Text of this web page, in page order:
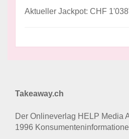
Aktueller Jackpot: CHF
Takeaway.ch
Der Onlineverlag HELP Media
1996